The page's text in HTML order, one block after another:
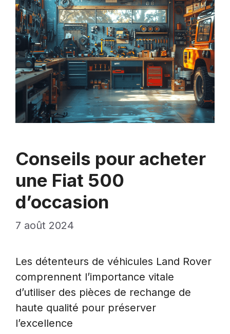
Conseils pour acheter
une Fiat 500
d’occasion
7 août 2024
Les détenteurs de véhicules Land Rover
comprennent l’importance vitale
d’utiliser des pièces de rechange de
haute qualité pour préserver
l’excellence